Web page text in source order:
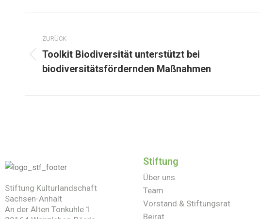
ZURÜCK
Toolkit Biodiversität unterstützt bei
biodiversitätsfördernden Maßnahmen
Stiftung Kulturlandschaft
Sachsen-Anhalt
An der Alten Tonkuhle 1
Stiftung
Über uns
Team
Vorstand & Stiftungsrat
Beirat